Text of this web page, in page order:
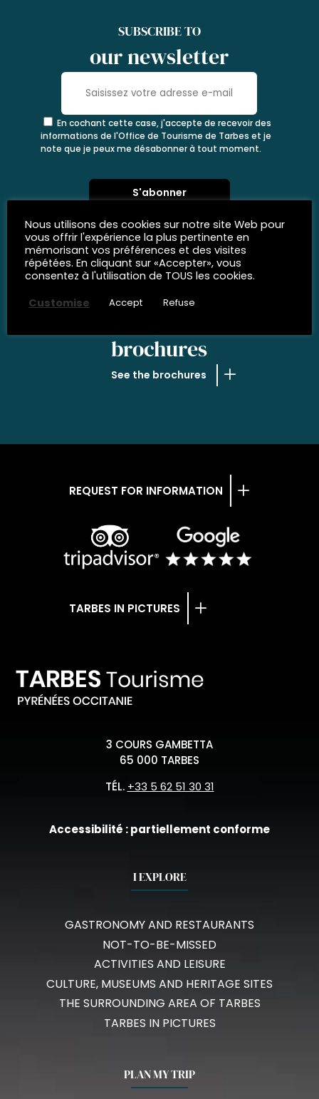
SUBSCRIBE TO
our newsletter
En cochant cette case, j'accepte de recevoir des
informations de l'Office de Tourisme de Tarbes et je
note que je peux me désabonner à tout moment.
brochures
See the brochures
REQUEST FOR INFORMATION
TARBES IN PICTURES
3 COURS GAMBETTA
65 000 TARBES
TÉL. +33 5 62 51 30 31
Accessibilité : partiellement conforme
I EXPLORE
GASTRONOMY AND RESTAURANTS
NOT-TO-BE-MISSED
ACTIVITIES AND LEISURE
CULTURE, MUSEUMS AND HERITAGE SITES
THE SURROUNDING AREA OF TARBES
TARBES IN PICTURES
PLAN MY TRIP
Nous utilisons des cookies sur notre site Web pour
vous offrir l'expérience la plus pertinente en
mémorisant vos préférences et des visites
répétées. En cliquant sur «Accepter», vous
consentez à l'utilisation de TOUS les cookies.
Customise
Accept Refuse